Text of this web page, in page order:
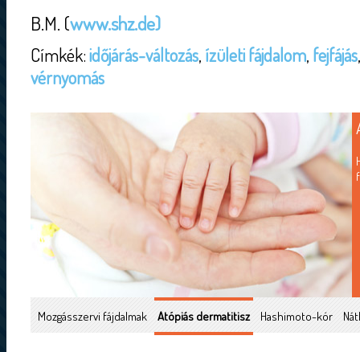
B.M. (www.shz.de)
Címkék:időjárás-változás, ízületi fájdalom, fejfájás
vérnyomás
Mozgásszervi fájdalmak Atópiás dermatitisz Hashimoto-kór